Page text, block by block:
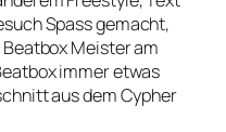
Spass gemacht,
Meister am
immer etwas
aus dem Cypher